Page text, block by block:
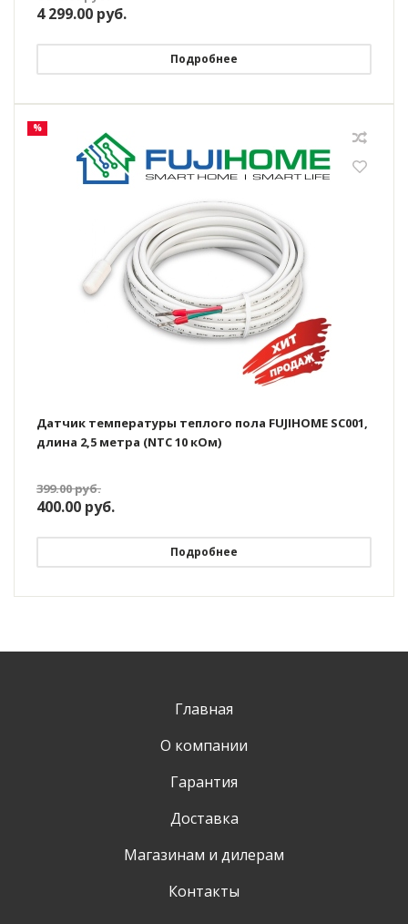
4 299.00 руб.
Подробнее
%
Датчик температуры теплого пола FUJIHOME SC001,
длина 2,5 метра (NTC 10 кОм)
399.00руб.
400.00 руб.
Подробнее
Главная
О компании
Гарантия
Доставка
Магазинам и дилерам
Контакты